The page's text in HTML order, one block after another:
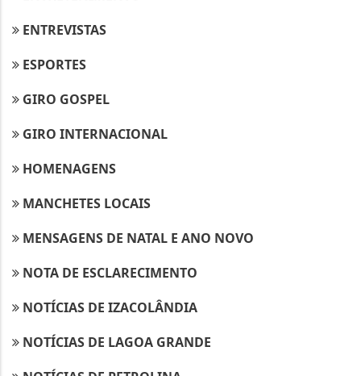
ENTREVISTAS
ESPORTES
GIRO GOSPEL
GIRO INTERNACIONAL
HOMENAGENS
MANCHETES LOCAIS
MENSAGENS DE NATAL E ANO NOVO
NOTA DE ESCLARECIMENTO
NOTÍCIAS DE IZACOLÂNDIA
NOTÍCIAS DE LAGOA GRANDE
Termos de Uso e Privacidade
experiência de navegação. Ao continuar o acesso,
de Uso e Privacidade.